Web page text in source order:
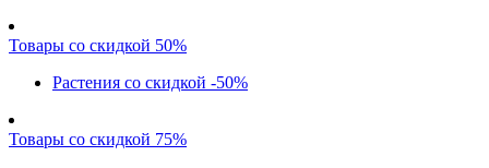
Товары со скидкой 50%
Растения со скидкой -50%
Товары со скидкой 75%